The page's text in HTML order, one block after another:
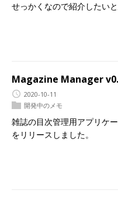
せっかくなので紹介したいと
Magazine Manager
2020-10-11
開発中のメモ
雑誌の目次管理用アプリケ
をリリースしました。